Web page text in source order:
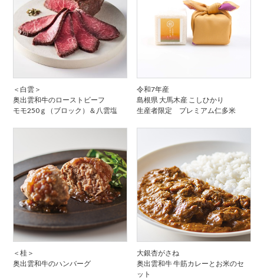
＜白雲＞
奥出雲和牛のローストビーフ
モモ250ｇ（ブロック）＆八雲塩
令和7年産
島根県 大馬木産 こしひかり
生産者限定 プレミアム仁多米
＜桂＞
奥出雲和牛のハンバーグ
大銀杏がさね
奥出雲和牛 牛筋カレーとお米のセ
ット